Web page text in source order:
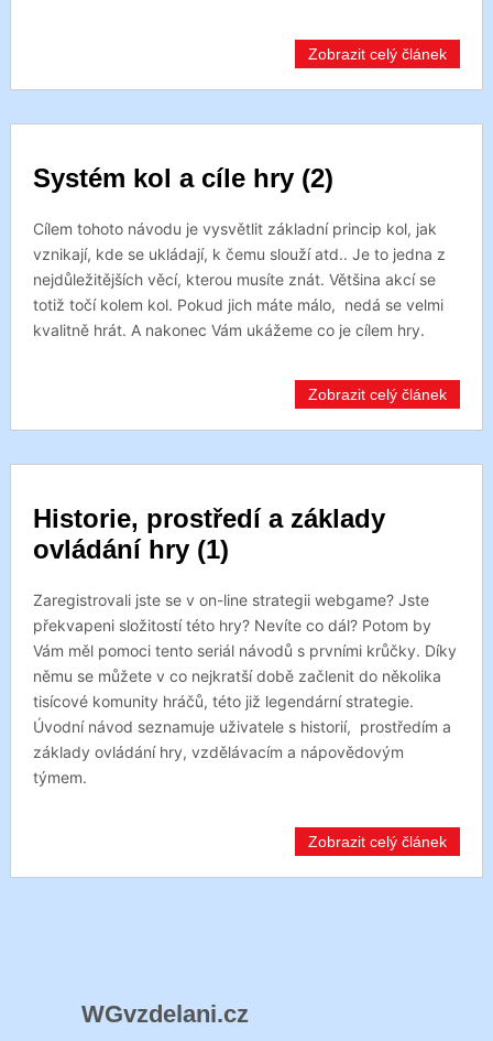
Zobrazit celý článek
Systém kol a cíle hry (2)
Cílem tohoto návodu je vysvětlit základní princip kol, jak
vznikají, kde se ukládají, k čemu slouží atd.. Je to jedna z
nejdůležitějších věcí, kterou musíte znát. Většina akcí se
totiž točí kolem kol. Pokud jich máte málo, nedá se velmi
kvalitně hrát. A nakonec Vám ukážeme co je cílem hry.
Zobrazit celý článek
Historie, prostředí a základy
ovládání hry (1)
Zaregistrovali jste se v on-line strategii webgame? Jste
překvapeni složitostí této hry? Nevíte co dál? Potom by
Vám měl pomoci tento seriál návodů s prvními krůčky. Díky
němu se můžete v co nejkratší době začlenit do několika
tisícové komunity hráčů, této již legendární strategie.
Úvodní návod seznamuje uživatele s historií, prostředím a
základy ovládání hry, vzdělávacím a nápovědovým
týmem.
Zobrazit celý článek
WGvzdelani.cz